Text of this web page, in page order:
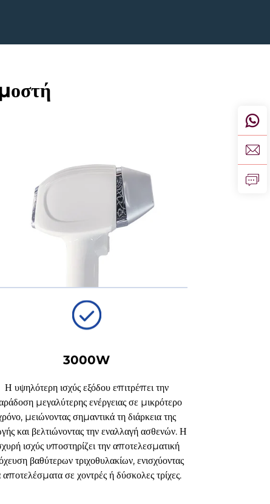
3000W
Η υψηλότερη ισχύς εξόδου επιτρέπει την
μεγαλύτερης ενέργειας σε μικρότερο
μειώνοντας σημαντικά τη διάρκεια της
και βελτιώνοντας την εναλλαγή ασθενών. Η
ισχύς υποστηρίζει την αποτελεσματική
βαθύτερων τριχοθυλακίων, ενισχύοντας
αποτελέσματα σε χοντρές ή δύσκολες τρίχες.